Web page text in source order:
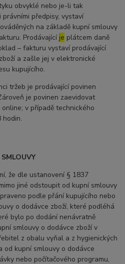
obvyklé nebo je-li tak
předpisy, vystaví
na základě kupní smlouvy
Prodávající je plátcem daně
– fakturu vystaví prodávající
a zašle jej v elektronické
kupujícího.
tržeb je prodávající povinen
je povinen zaevidovat
v případě technického
hodin.
že dle ustanovení § 1837
jiné odstoupit od kupní smlouvy
podle přání kupujícího nebo
o dodávce zboží, které podléhá
bylo po dodání nenávratně
smlouvy o dodávce zboží v
z obalu vyňal a z hygienických
od kupní smlouvy o dodávce
nebo počítačového programu,